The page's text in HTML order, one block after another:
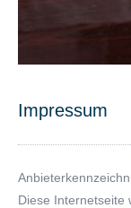
Impressum
Diese Internetseite